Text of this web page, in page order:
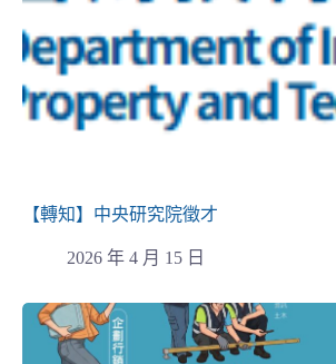
【轉知】中央研究院徵才
2026 年 4 月 15 日